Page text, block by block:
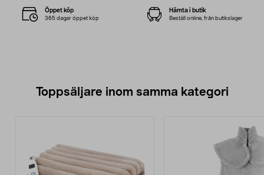
Öppet köp
365 dagar öppet köp
Hämta i butik
Beställ online, från butikslager
Toppsäljare inom samma kategori